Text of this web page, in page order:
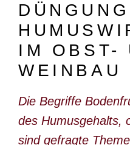
INSERATE
IM OBST-
WEINBAU
Die Begriffe
des Humusgehalts,
sind gefragte